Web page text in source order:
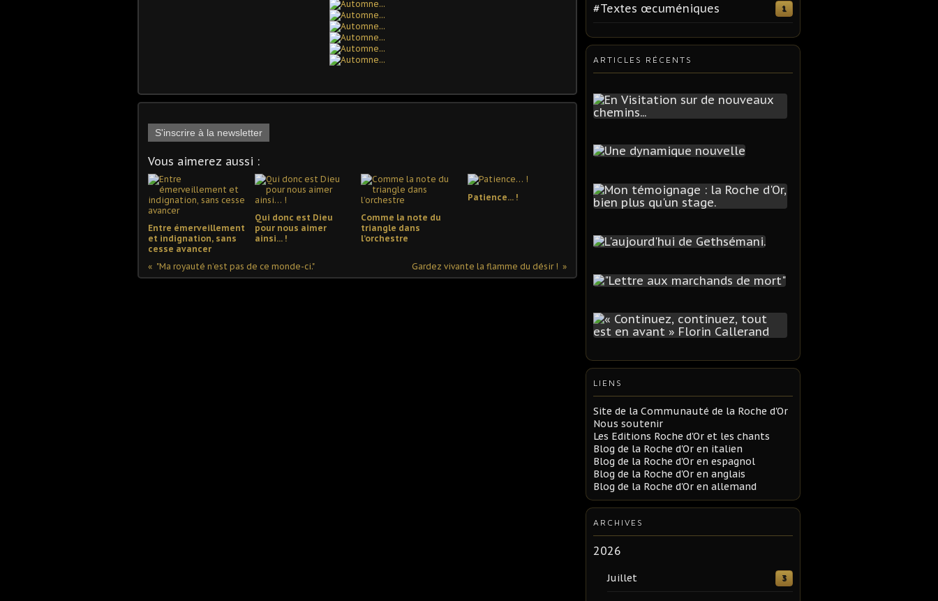
S'inscrire à la newsletter
Vous aimerez aussi :
Entre émerveillement
et indignation, sans
cesse avancer
Qui donc est Dieu
pour nous aimer
ainsi… !
Comme la note du
triangle dans
l’orchestre
Patience… !
"Ma royauté n’est pas de ce monde-ci." Gardez vivante la flamme du désir !
#Textes œcuméniques 1
ARCHIVES
2026
Juillet 3
ARTICLES RÉCENTS
LIENS
Site de la Communauté de la Roche d'Or
Nous soutenir
Les Editions Roche d'Or et les chants
Blog de la Roche d'Or en italien
Blog de la Roche d'Or en espagnol
Blog de la Roche d'Or en anglais
Blog de la Roche d'Or en allemand